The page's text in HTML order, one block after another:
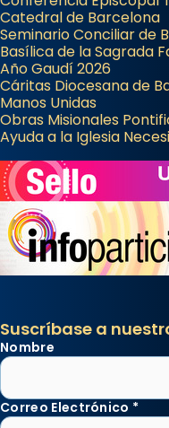
Catedral de Barcelona
Seminario Conciliar de
Basílica de la Sagrada
Año Gaudí 2026
Cáritas Diocesana de
Manos Unidas
Obras Misionales
Ayuda a la Iglesia
Suscríbase a
Nombre
Correo Electrónico *